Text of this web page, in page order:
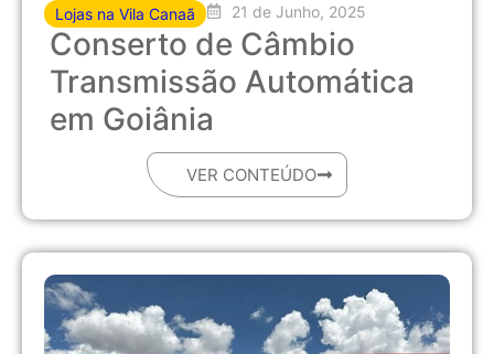
Lojas na Vila Canaã 21 de Junho, 2025
Conserto de Câmbio
Transmissão Automática
em Goiânia
VER CONTEÚDO